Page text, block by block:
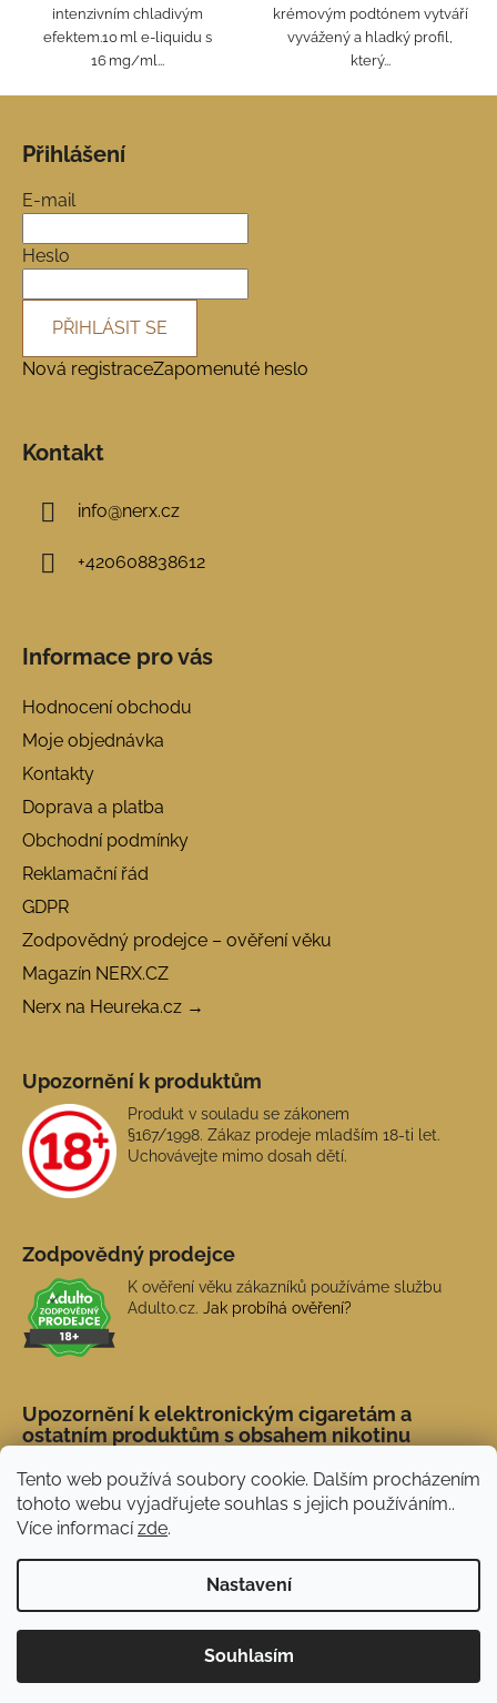
Tento web používá soubory cookie. Dalším procházením
tohoto webu vyjadřujete souhlas s jejich používáním..
Více informacízde.
Nastavení
Souhlasím
Novinka: Akční doprava s PPL od 45 Kč. Při
nákupu nad 1 500 Kč doprava ZDARMA.
intenzivním chladivým
efektem.10 ml e-liquidu s
16 mg/ml...
krémovým podtónem vytváří
vyvážený a hladký profil,
který...
Přihlášení
E-mail
Heslo
PŘIHLÁSIT SE
Nová registraceZapomenuté heslo
Kontakt
info@nerx.cz
+420608838612
Informace pro vás
Hodnocení obchodu
Moje objednávka
Kontakty
Doprava a platba
Obchodní podmínky
Reklamační řád
GDPR
Zodpovědný prodejce – ověření věku
Magazín NERX.CZ
Nerx na Heureka.cz →
Upozornění k produktům
Produkt v souladu se zákonem
§167/1998. Zákaz prodeje mladším 18-ti let.
Uchovávejte mimo dosah dětí.
Zodpovědný prodejce
K ověření věku zákazníků používáme službu
Adulto.cz. Jak probíhá ověření?
Upozornění k elektronickým cigaretám a
ostatním produktům s obsahem nikotinu
Vytvořil Shoptet
NERX.CZ. Všechna práva vyhrazena.